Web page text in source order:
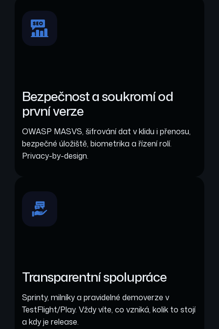
Bezpečnost a soukromí od
první verze
OWASP MASVS, šifrování dat v klidu i přenosu,
bezpečné úložiště, biometrika a řízení rolí.
Privacy-by-design.
Transparentní spolupráce
Sprinty, milníky a pravidelné demoverze v
TestFlight/Play. Vždy víte, co vzniká, kolik to stojí
a kdy je release.